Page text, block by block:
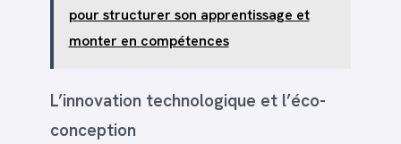
pour structurer son apprentissage et
monter en compétences
L’innovation technologique et l’éco-
conception